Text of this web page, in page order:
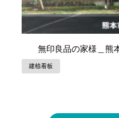
無印良品の家様＿熊
建植看板